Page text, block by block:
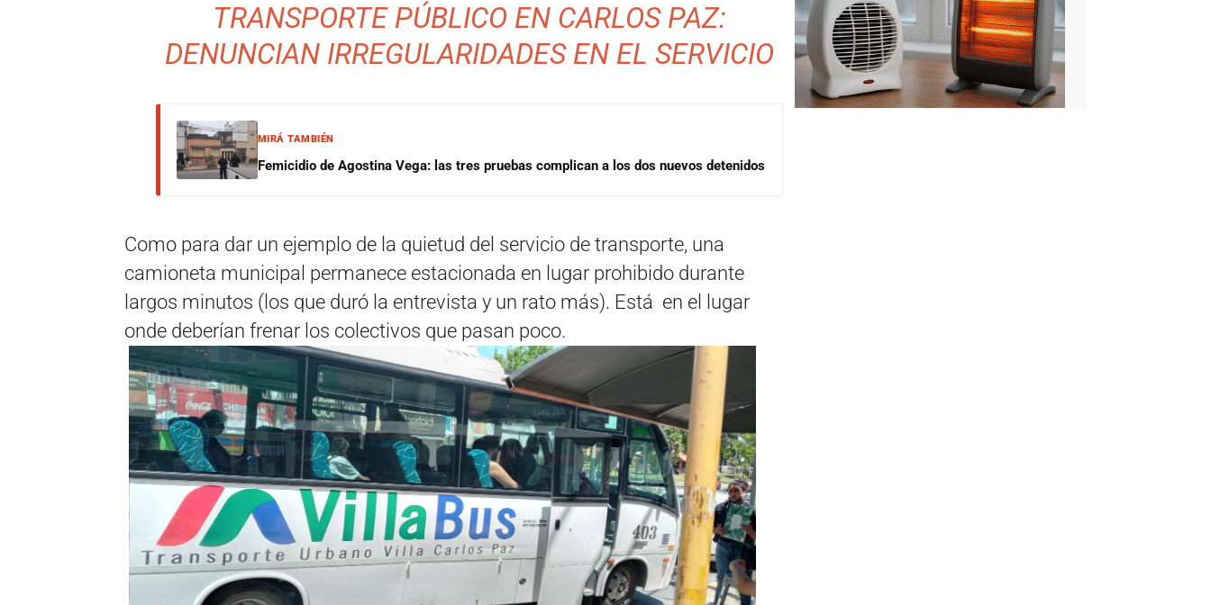
TRANSPORTE PÚBLICO EN CARLOS PAZ:
DENUNCIAN IRREGULARIDADES EN EL SERVICIO
MIRÁ TAMBIÉN
Femicidio de Agostina Vega: las tres pruebas complican a los dos nuevos detenidos
Como para dar un ejemplo de la quietud del servicio de transporte, una
camioneta municipal permanece estacionada en lugar prohibido durante
largos minutos (los que duró la entrevista y un rato más). Está en el lugar
onde deberían frenar los colectivos que pasan poco.